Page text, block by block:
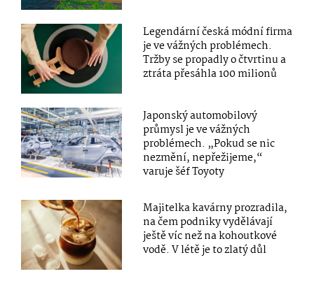
Legendární česká módní firma
je ve vážných problémech.
Tržby se propadly o čtvrtinu a
ztráta přesáhla 100 milionů
Japonský automobilový
průmysl je ve vážných
problémech. „Pokud se nic
nezmění, nepřežijeme,“
varuje šéf Toyoty
Majitelka kavárny prozradila,
na čem podniky vydělávají
ještě víc než na kohoutkové
vodě. V létě je to zlatý důl